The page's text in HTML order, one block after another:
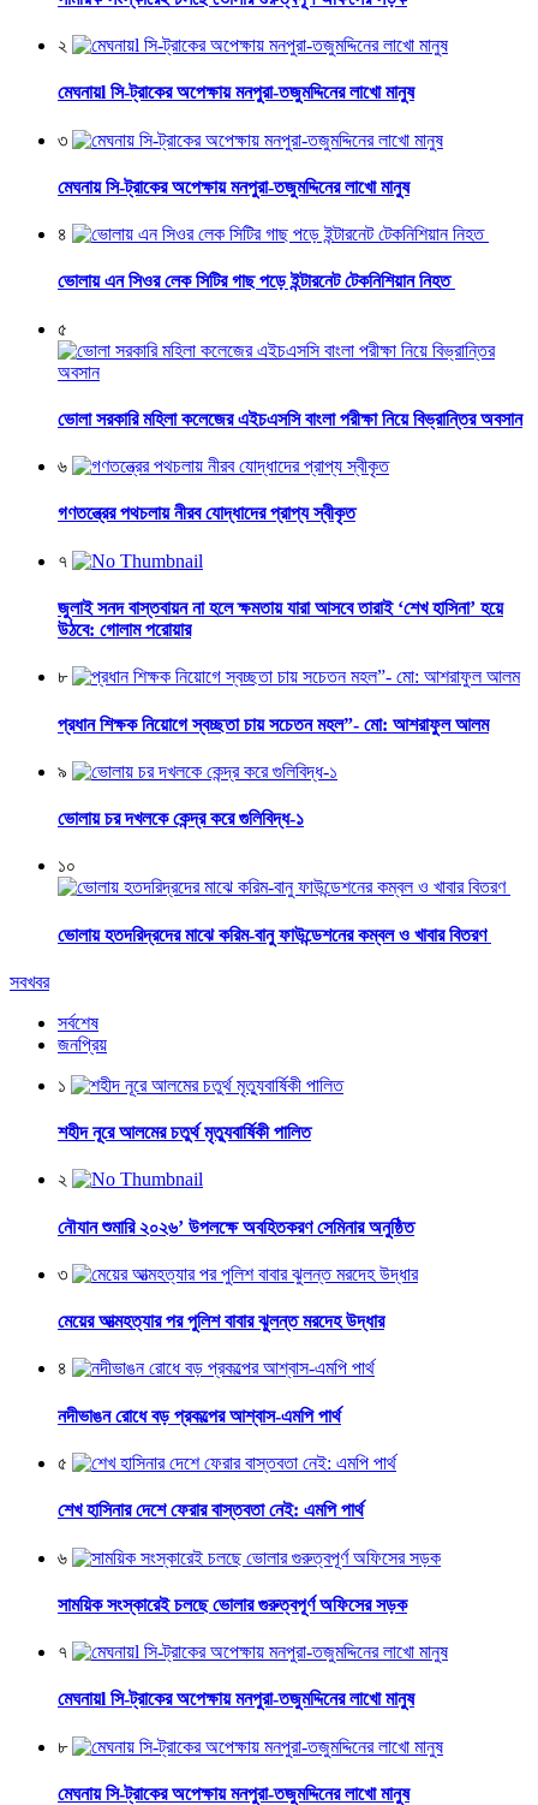
২
মেঘনায়l সি-ট্রাকের অপেক্ষায় মনপুরা-তজুমদ্দিনের লাখো মানুষ
৩
মেঘনায় সি-ট্রাকের অপেক্ষায় মনপুরা-তজুমদ্দিনের লাখো মানুষ
৪
ভোলায় এন সিওর লেক সিটির গাছ পড়ে ইন্টারনেট টেকনিশিয়ান নিহত
৫
ভোলা সরকারি মহিলা কলেজের এইচএসসি বাংলা পরীক্ষা নিয়ে বিভ্রান্তির অবসান
৬
গণতন্ত্রের পথচলায় নীরব যোদ্ধাদের প্রাপ্য স্বীকৃত
৭
জুলাই সনদ বাস্তবায়ন না হলে ক্ষমতায় যারা আসবে তারাই ‘শেখ হাসিনা’ হয়ে
উঠবে: গোলাম পরোয়ার
৮
প্রধান শিক্ষক নিয়োগে স্বচ্ছতা চায় সচেতন মহল”- মো: আশরাফুল আলম
৯
ভোলায় চর দখলকে কেন্দ্র করে গুলিবিদ্ধ-১
১০
ভোলায় হতদরিদ্রদের মাঝে করিম-বানু ফাউন্ডেশনের কম্বল ও খাবার বিতরণ
সবখবর
সর্বশেষ
জনপ্রিয়
১
শহীদ নূরে আলমের চতুর্থ মৃত্যুবার্ষিকী পালিত
২
নৌযান শুমারি ২০২৬’ উপলক্ষে অবহিতকরণ সেমিনার অনুষ্ঠিত
৩
মেয়ের আত্মহত্যার পর পুলিশ বাবার ঝুলন্ত মরদেহ উদ্ধার
৪
নদীভাঙন রোধে বড় প্রকল্পের আশ্বাস-এমপি পার্থ
৫
শেখ হাসিনার দেশে ফেরার বাস্তবতা নেই: এমপি পার্থ
৬
সাময়িক সংস্কারেই চলছে ভোলার গুরুত্বপূর্ণ অফিসের সড়ক
৭
মেঘনায়l সি-ট্রাকের অপেক্ষায় মনপুরা-তজুমদ্দিনের লাখো মানুষ
৮
মেঘনায় সি-ট্রাকের অপেক্ষায় মনপুরা-তজুমদ্দিনের লাখো মানুষ